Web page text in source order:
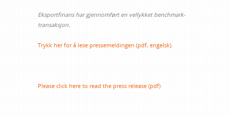
Eksportfinans har gjennomført en vellykket benchmark-
transaksjon.
Trykk her for å lese pressemeldingen (pdf, engelsk).
Please click here to read the press release (pdf)